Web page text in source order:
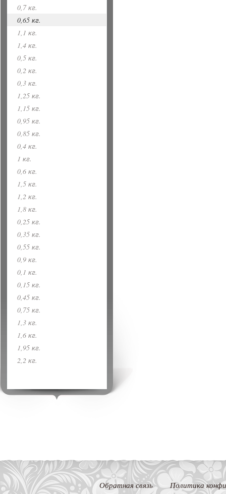
0,7 кг.
0,65 кг.
1,1 кг.
1,4 кг.
0,5 кг.
0,2 кг.
0,3 кг.
1,25 кг.
1,15 кг.
0,95 кг.
0,85 кг.
0,4 кг.
1 кг.
0,6 кг.
1,5 кг.
1,2 кг.
1,8 кг.
0,25 кг.
0,35 кг.
0,55 кг.
0,9 кг.
0,1 кг.
0,15 кг.
0,45 кг.
0,75 кг.
1,3 кг.
1,6 кг.
1,95 кг.
2,2 кг.
Обратная связь Политика